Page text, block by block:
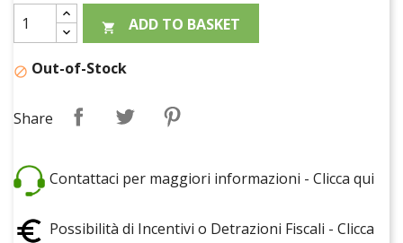
 ADD TO BASKET
 Out-of-Stock
Share
Contattaci per maggiori informazioni - Clicca qui
Possibilità di Incentivi o Detrazioni Fiscali - Clicca